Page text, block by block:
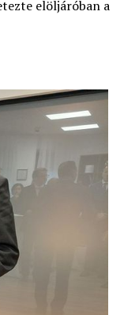
elöljáróban a